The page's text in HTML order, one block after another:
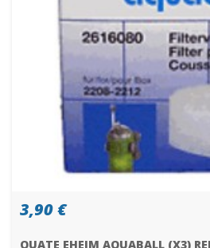
3,90 €
OUATE EHEIM AQUABALL (X3)